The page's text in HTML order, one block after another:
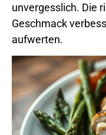
unvergesslich. Die
Geschmack
aufwerten.